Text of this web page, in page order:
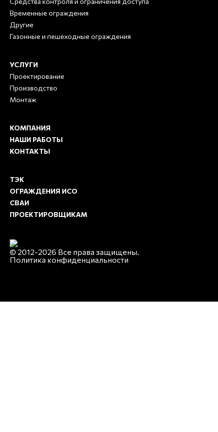
Временные ограждения
Другие
Газонные и пешеходные ограждения
УСЛУГИ
Проектирование
Производство
Монтаж
КОМПАНИЯ
НАШИ РАБОТЫ
КОНТАКТЫ
ТЭК
ОГРАЖДЕНИЯ ИСО
СВАИ
ПРОЕКТИРОВЩИКАМ
© 2012-2026 Все права защищены.
Политика конфиденциальности